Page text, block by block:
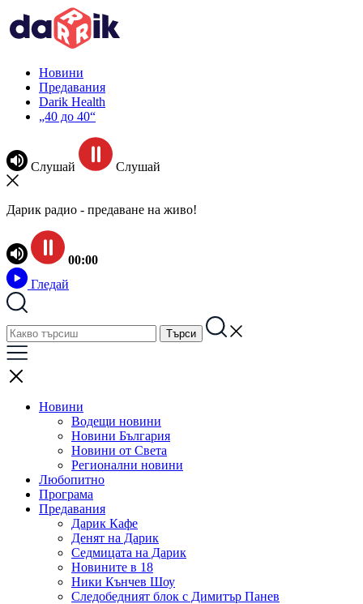
Новини
Предавания
Darik Health
„40 до 40“
Слушай Слушай
Дарик радио - предаване на живо!
00:00
Гледай
Новини
Водещи новини
Новини България
Новини от Света
Регионални новини
Любопитно
Програма
Предавания
Дарик Кафе
Денят на Дарик
Седмицата на Дарик
Новините в 18
Ники Кънчев Шоу
Следобедният блок с Димитър Панев